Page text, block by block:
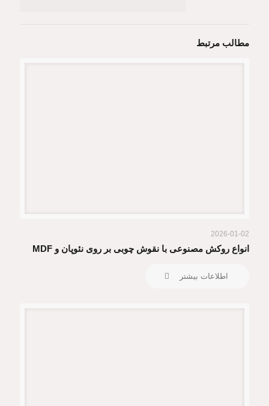
مطالب مرتبط
2026-01-02
انواع روکش‌ مصنوعی با نقوش چوبی بر روی نئوپان و MDF
اطلاعات بیشتر